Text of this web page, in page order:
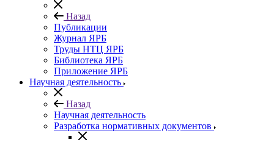
Назад
Публикации
Журнал ЯРБ
Труды НТЦ ЯРБ
Библиотека ЯРБ
Приложение ЯРБ
Научная деятельность
Назад
Научная деятельность
Разработка нормативных документов